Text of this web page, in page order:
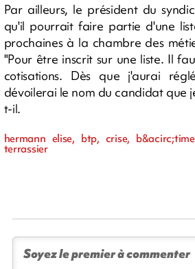
Par ailleurs, le président du
qu'il pourrait faire partie d'une
prochaines à la chambre des
"Pour être inscrit sur une liste. Il
cotisations. Dès que j'aurai
dévoilerai le nom du candidat que
t-il.
hermann elise, btp, crise,
terrassier